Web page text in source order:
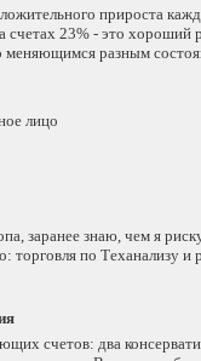
прироста
счетах 23% - это хороший
меняющимся разным
лицо
заранее знаю, чем я
торговля по Теханализу
счетов: два